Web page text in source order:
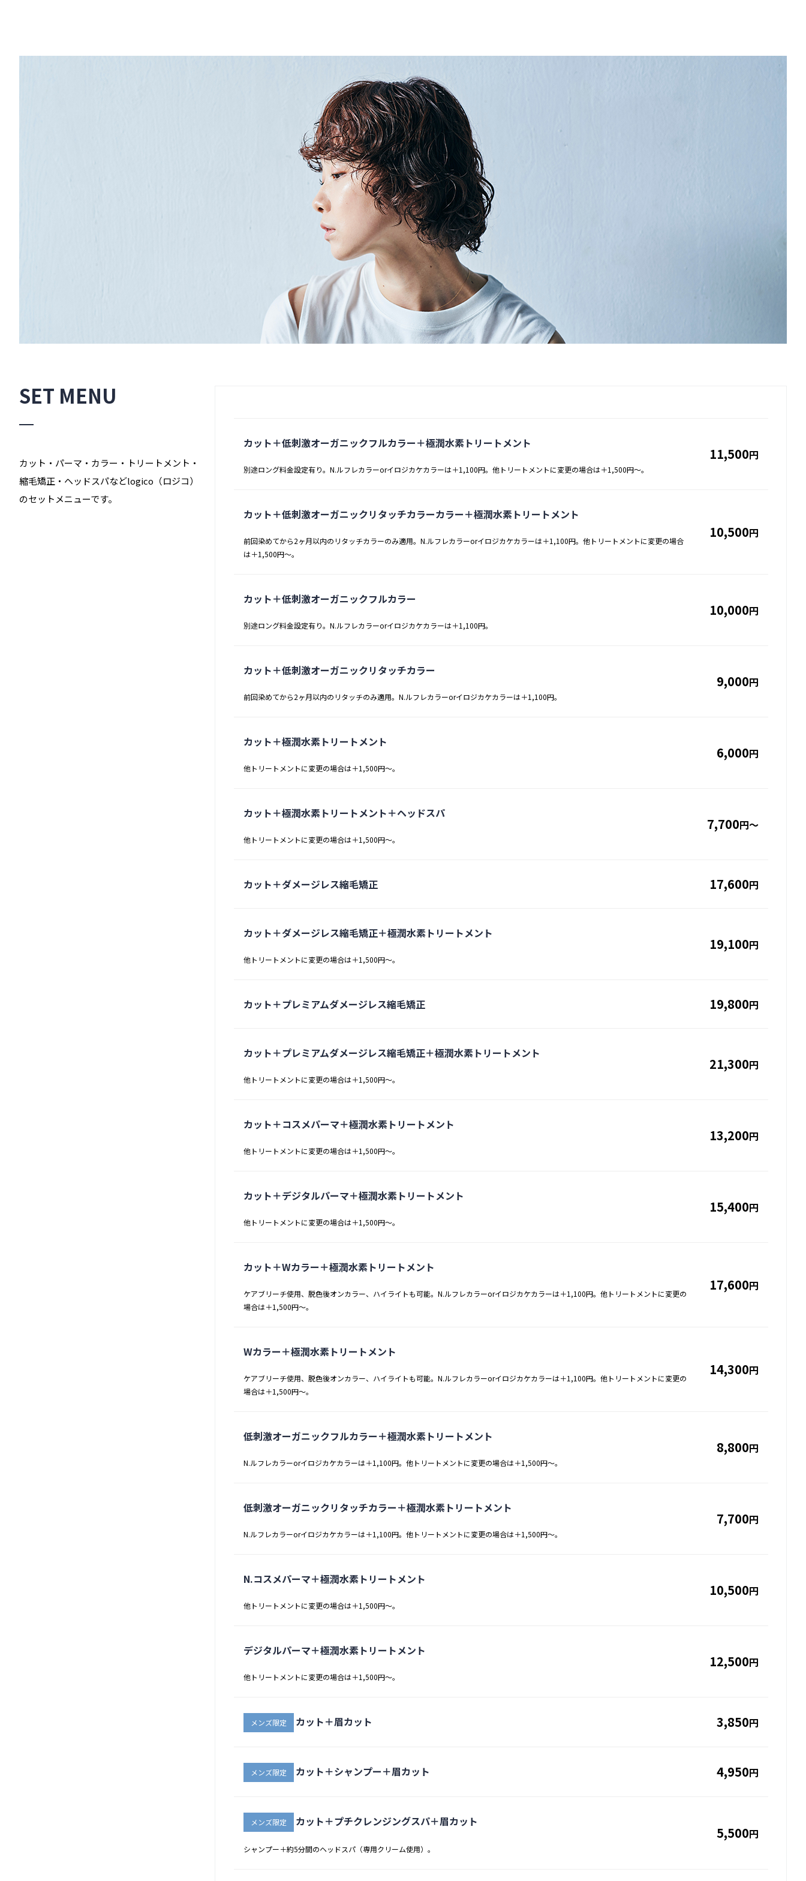
SET MENU
カット・パーマ・カラー・トリートメント・
縮毛矯正・ヘッドスパなどlogico（ロジコ）
のセットメニューです。
カット＋低刺激オーガニックフルカラー＋極潤水素トリートメント
別途ロング料金設定有り。N.ルフレカラーorイロジカケカラーは＋1,100円。他トリートメントに変更の場合は＋1,500円～。
11,500円
カット＋低刺激オーガニックリタッチカラーカラー＋極潤水素トリートメント
前回染めてから2ヶ月以内のリタッチカラーのみ適用。N.ルフレカラーorイロジカケカラーは＋1,100円。他トリートメントに変更の場合
は＋1,500円～。
10,500円
カット＋低刺激オーガニックフルカラー
別途ロング料金設定有り。N.ルフレカラーorイロジカケカラーは＋1,100円。
10,000円
カット＋低刺激オーガニックリタッチカラー
前回染めてから2ヶ月以内のリタッチのみ適用。N.ルフレカラーorイロジカケカラーは＋1,100円。
9,000円
カット＋極潤水素トリートメント
他トリートメントに変更の場合は＋1,500円～。
6,000円
カット＋極潤水素トリートメント＋ヘッドスパ
他トリートメントに変更の場合は＋1,500円～。
7,700円～
カット＋ダメージレス縮毛矯正 17,600円
カット＋ダメージレス縮毛矯正＋極潤水素トリートメント
他トリートメントに変更の場合は＋1,500円～。
19,100円
カット＋プレミアムダメージレス縮毛矯正 19,800円
カット＋プレミアムダメージレス縮毛矯正＋極潤水素トリートメント
他トリートメントに変更の場合は＋1,500円～。
21,300円
カット＋コスメパーマ＋極潤水素トリートメント
他トリートメントに変更の場合は＋1,500円～。
13,200円
カット＋デジタルパーマ＋極潤水素トリートメント
他トリートメントに変更の場合は＋1,500円～。
15,400円
カット＋Wカラー＋極潤水素トリートメント
ケアブリーチ使用、脱色後オンカラー、ハイライトも可能。N.ルフレカラーorイロジカケカラーは＋1,100円。他トリートメントに変更の
場合は＋1,500円～。
17,600円
Wカラー＋極潤水素トリートメント
ケアブリーチ使用、脱色後オンカラー、ハイライトも可能。N.ルフレカラーorイロジカケカラーは＋1,100円。他トリートメントに変更の
場合は＋1,500円～。
14,300円
低刺激オーガニックフルカラー＋極潤水素トリートメント
N.ルフレカラーorイロジカケカラーは＋1,100円。他トリートメントに変更の場合は＋1,500円～。
8,800円
低刺激オーガニックリタッチカラー＋極潤水素トリートメント
N.ルフレカラーorイロジカケカラーは＋1,100円。他トリートメントに変更の場合は＋1,500円～。
7,700円
N.コスメパーマ＋極潤水素トリートメント
他トリートメントに変更の場合は＋1,500円～。
10,500円
デジタルパーマ＋極潤水素トリートメント
他トリートメントに変更の場合は＋1,500円～。
12,500円
メンズ限定 カット＋眉カット 3,850円
メンズ限定 カット＋シャンプー＋眉カット 4,950円
メンズ限定 カット＋プチクレンジングスパ＋眉カット
シャンプー＋約5分間のヘッドスパ（専用クリーム使用）。
5,500円